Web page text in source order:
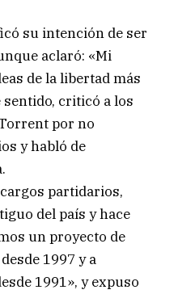
su intención de ser
aclaró: «Mi
de la libertad más
sentido, criticó a los
por no
y habló de
partidarios,
del país y hace
un proyecto de
1997 y a
1991», y expuso